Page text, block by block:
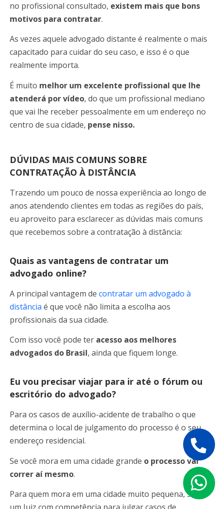
no profissional consultado, existem mais que bons
motivos para contratar.
As vezes aquele advogado distante é realmente o mais
capacitado para cuidar do seu caso, e isso é o que
realmente importa.
É muito melhor um excelente profissional que lhe
atenderá por vídeo, do que um profissional mediano
que vai lhe receber pessoalmente em um endereço no
centro de sua cidade, pense nisso.
DÚVIDAS MAIS COMUNS SOBRE
CONTRATAÇÃO À DISTÂNCIA
Trazendo um pouco de nossa experiência ao longo de
anos atendendo clientes em todas as regiões do país,
eu aproveito para esclarecer as dúvidas mais comuns
que recebemos sobre a contratação à distância:
Quais as vantagens de contratar um
advogado online?
A principal vantagem de contratar um advogado à
distância é que você não limita a escolha aos
profissionais da sua cidade.
Com isso você pode ter acesso aos melhores
advogados do Brasil, ainda que fiquem longe.
Eu vou precisar viajar para ir até o fórum ou
escritório do advogado?
Para os casos de auxílio-acidente de trabalho o que
determina o local de julgamento do processo é o seu
endereço residencial.
Se você mora em uma cidade grande o processo vai
correr aí mesmo.
Para quem mora em uma cidade muito pequena, sem